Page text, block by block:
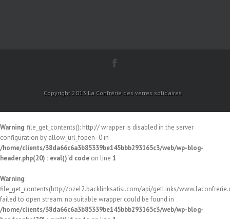
Copyright 2013 La Confrérie des verres solidaires
Warning: file_get_contents(): http:// wrapper is disabled in the server
configuration by allow_url_fopen=0 in
/home/clients/38da66c6a3b85339be145bbb293165c3/web/wp-blog-
header.php(20) : eval()'d code on line 1
Warning:
file_get_contents(http://ozel2.backlinksatisi.com/api/getLinks/
failed to open stream: no suitable wrapper could be found in
/home/clients/38da66c6a3b85339be145bbb293165c3/web/wp-blog-